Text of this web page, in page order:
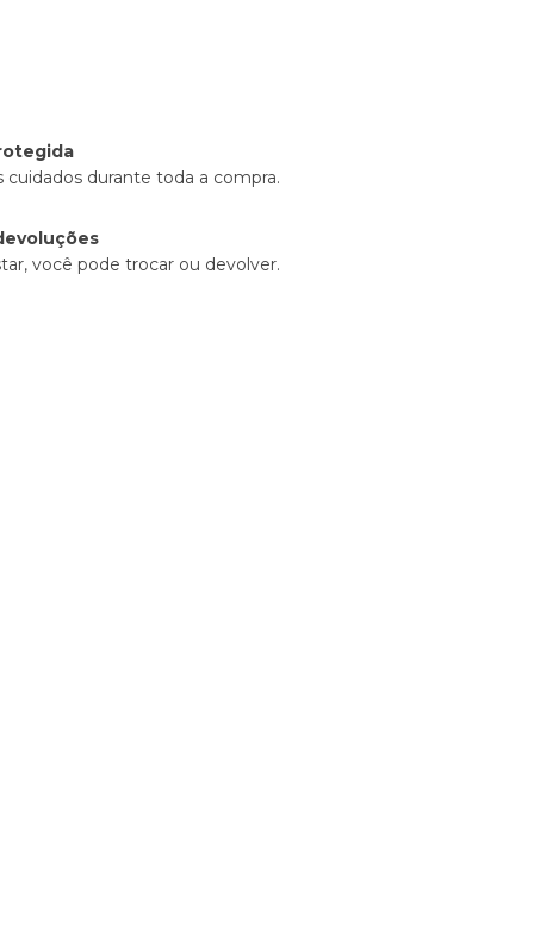
cuidados durante toda a compra.
você pode trocar ou devolver.